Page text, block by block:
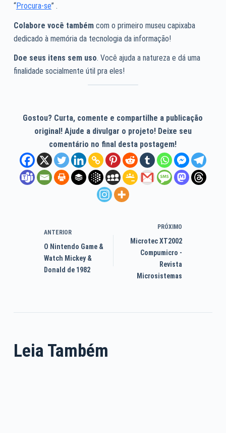
“Procura-se” .
Colabore você tambémcom o primeiro museu capixaba
dedicado à memória da tecnologia da informação!
Doe seus itens sem uso. Você ajuda a natureza e dá uma
finalidade socialmente útil pra eles!
Gostou? Curta, comente e compartilhe a publicação
original! Ajude a divulgar o projeto! Deixe seu
comentário no final desta postagem!
ANTERIOR
O Nintendo Game &
Watch Mickey &
Donald de 1982
PRÓXIMO
Microtec XT2002
Compumicro -
Revista
Microsistemas
Leia Também